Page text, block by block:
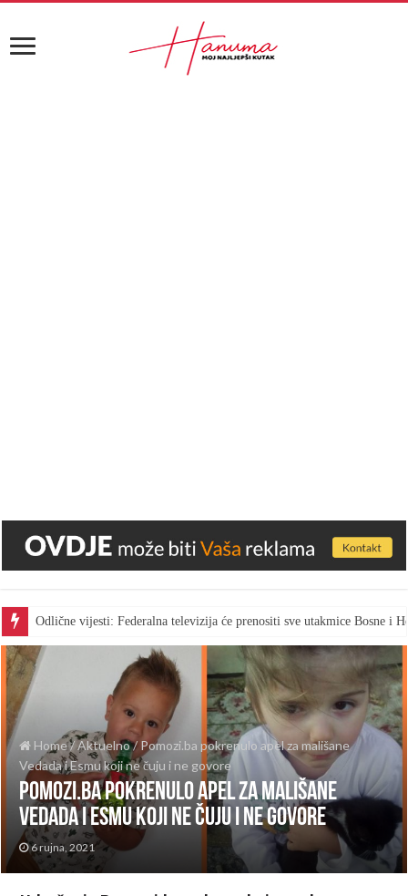
Odlične vijesti: Federalna televizija će prenositi sve utakmice Bosne i
Home/Aktuelno/ Pomozi.ba pokrenulo apel za mališane
Vedada i Esmu koji ne čuju i ne govore
Pomozi.ba pokrenulo apel za mališane
Vedada i Esmu koji ne čuju i ne govore
6 rujna, 2021